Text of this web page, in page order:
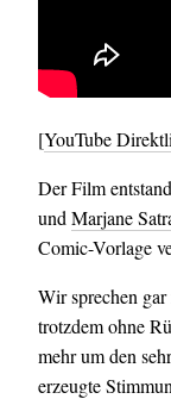
[YouTube
Der Film
und Marjane
Comic-Vorlage
Wir sprechen
trotzdem ohne
mehr um den
erzeugte